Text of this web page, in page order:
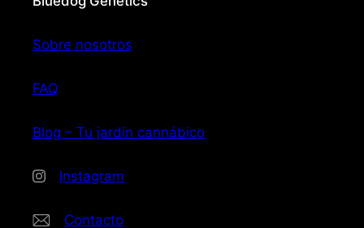
Sobre nosotros
FAQ
Blog – Tu jardín cannábico
Instagram
Contacto